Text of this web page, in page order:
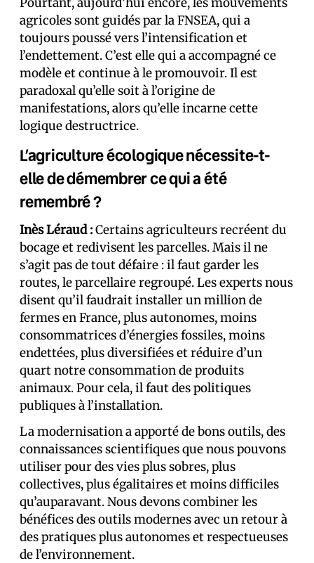
agricoles sont guidés par la FNSEA, qui a
toujours poussé vers l’intensification et
l’endettement. C’est elle qui a accompagné ce
modèle et continue à le promouvoir. Il est
paradoxal qu’elle soit à l’origine de
manifestations, alors qu’elle incarne cette
logique destructrice.
L’agriculture écologique nécessite-t-
elle de démembrer ce qui a été
remembré ?
Inès Léraud :Certains agriculteurs recréent du
bocage et redivisent les parcelles. Mais il ne
s’agit pas de tout défaire : il faut garder les
routes, le parcellaire regroupé. Les experts nous
disent qu’il faudrait installer un million de
fermes en France, plus autonomes, moins
consommatrices d’énergies fossiles, moins
endettées, plus diversifiées et réduire d’un
quart notre consommation de produits
animaux. Pour cela, il faut des politiques
publiques à l’installation.
La modernisation a apporté de bons outils, des
connaissances scientifiques que nous pouvons
utiliser pour des vies plus sobres, plus
collectives, plus égalitaires et moins difficiles
qu’auparavant. Nous devons combiner les
bénéfices des outils modernes avec un retour à
des pratiques plus autonomes et respectueuses
de l’environnement.